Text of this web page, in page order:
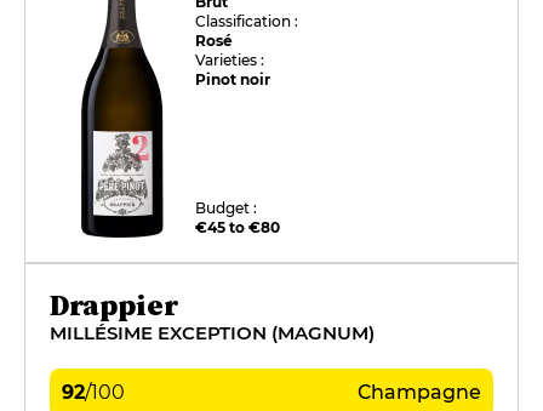
Classification :
Rosé
Varieties :
Pinot noir
Budget :
€45 to €80
Drappier
MILLÉSIME EXCEPTION (MAGNUM)
92/100 Champagne